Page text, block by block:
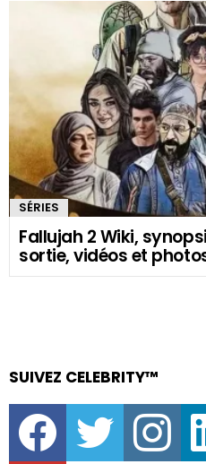
SÉRIES
Fallujah 2 Wiki,
sortie, vidéos et
SUIVEZ CELEBRITY™
facebook twitter